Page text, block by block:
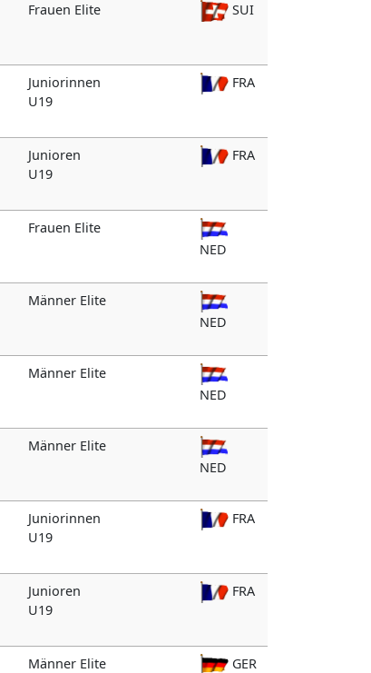
Frauen Elite SUI
Juniorinnen
U19
FRA
Junioren
U19
FRA
Frauen Elite
NED
Männer Elite
NED
Männer Elite
NED
Männer Elite
NED
Juniorinnen
U19
FRA
Junioren
U19
FRA
Männer Elite GER